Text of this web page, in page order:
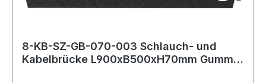
8-KB-SZ-GB-070-003 Schlauch- und
Kabelbrücke L900xB500xH70mm Gummi